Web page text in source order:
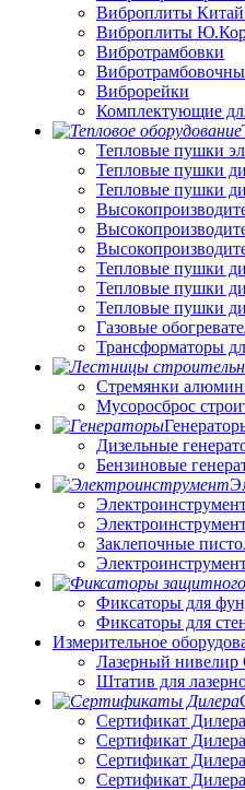
Виброплиты
Виброплиты
Вибротрамбовки
Виброрейки
Комплектующие
Тепловые пушки
Тепловые пушки
Тепловые пушки
Тепловые пушки
Тепловые пушки
Тепловые пушки
Газовые
Трансформаторы
Стремянки
Мусоросброс
Дизельные
Бензиновые
Заклепочные
Фиксаторы для
Фиксаторы для
Измерительное
Лазерный нивелир
Штатив для
Сертификат
Сертификат
Сертификат
Сертификат